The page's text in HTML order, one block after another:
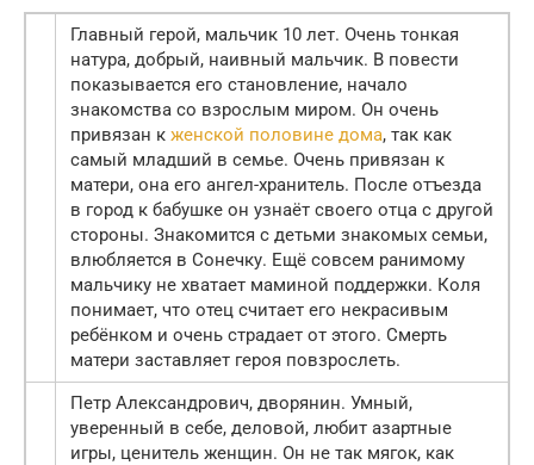
Главный герой, мальчик 10 лет. Очень тонкая
натура, добрый, наивный мальчик. В повести
показывается его становление, начало
знакомства со взрослым миром. Он очень
привязан к женской половине дома, так как
самый младший в семье. Очень привязан к
матери, она его ангел-хранитель. После отъезда
в город к бабушке он узнаёт своего отца с другой
стороны. Знакомится с детьми знакомых семьи,
влюбляется в Сонечку. Ещё совсем ранимому
мальчику не хватает маминой поддержки. Коля
понимает, что отец считает его некрасивым
ребёнком и очень страдает от этого. Смерть
матери заставляет героя повзрослеть.
Петр Александрович, дворянин. Умный,
уверенный в себе, деловой, любит азартные
игры, ценитель женщин. Он не так мягок, как